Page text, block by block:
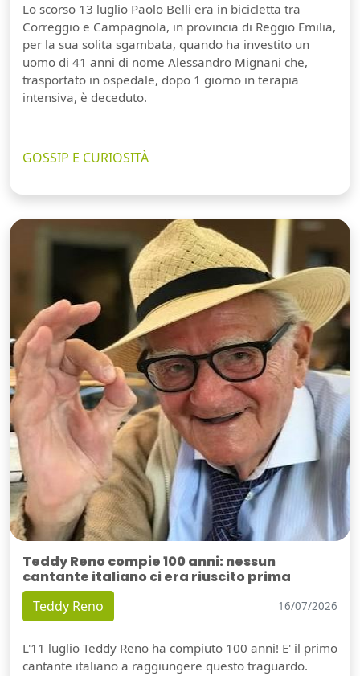
Lo scorso 13 luglio Paolo Belli era in bicicletta tra
Correggio e Campagnola, in provincia di Reggio Emilia,
per la sua solita sgambata, quando ha investito un
uomo di 41 anni di nome Alessandro Mignani che,
trasportato in ospedale, dopo 1 giorno in terapia
intensiva, è deceduto.
GOSSIP E CURIOSITÀ
Teddy Reno compie 100 anni: nessun
cantante italiano ci era riuscito prima
Teddy Reno 16/07/2026
L'11 luglio Teddy Reno ha compiuto 100 anni! E' il primo
cantante italiano a raggiungere questo traguardo.